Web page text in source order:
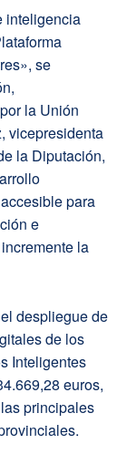
inteligencia
se
la Unión
vicepresidenta
la Diputación,
para
e
la
despliegue de
de los
Inteligentes
euros,
principales